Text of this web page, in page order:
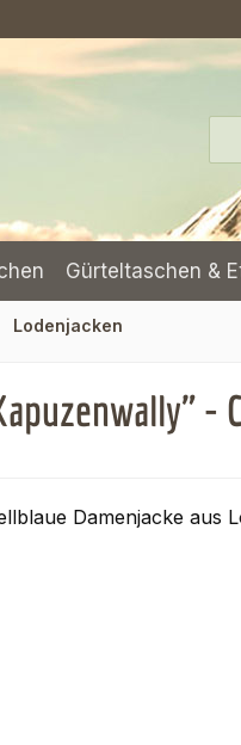
Gürteltaschen &
Lodenjacken
-